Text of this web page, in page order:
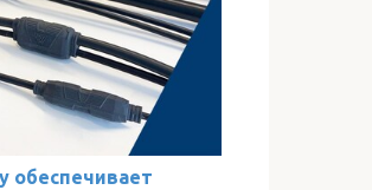
обеспечивает